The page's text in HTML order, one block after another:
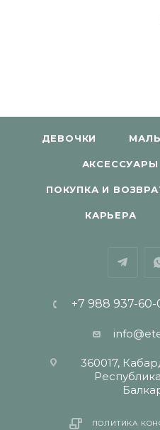
ДЕВОЧКИ
АКСЕССУАРЫ
ПОКУПКА И
КАРЬЕРА
+7 988 937-60-
360017,
ПОЛИТИКА